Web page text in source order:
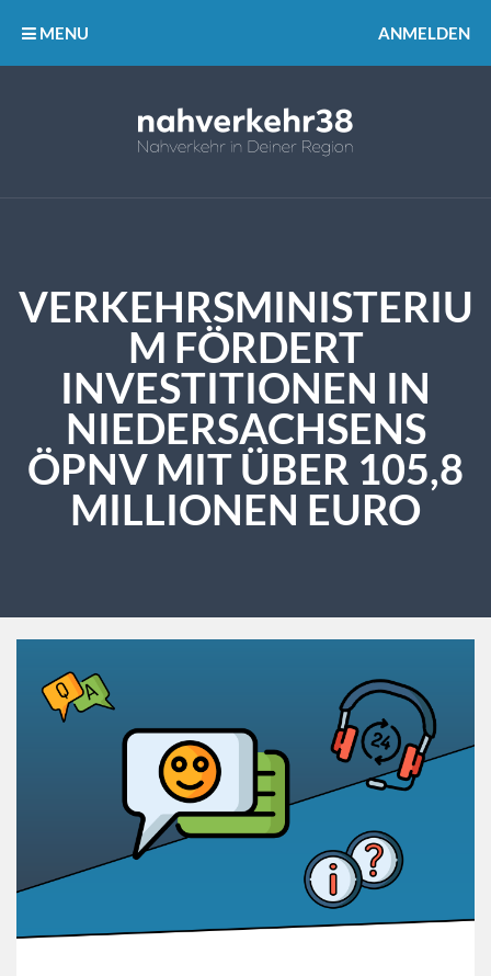
MENU ANMELDEN
VERKEHRSMINISTERIU
M FÖRDERT
INVESTITIONEN IN
NIEDERSACHSENS
ÖPNV MIT ÜBER 105,8
MILLIONEN EURO